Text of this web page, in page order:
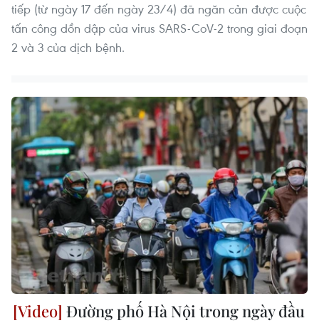
tiếp (từ ngày 17 đến ngày 23/4) đã ngăn cản được cuộc
tấn công dồn dập của virus SARS-CoV-2 trong giai đoạn
2 và 3 của dịch bệnh.
Đường phố Hà Nội trong ngày đầu